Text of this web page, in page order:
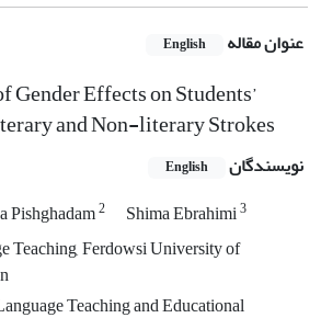
عنوان مقاله English
Effects on Students’
and Non-literary Strokes
نویسندگان English
Pishghadam2 Shima Ebrahimi3
Teaching, Ferdowsi University of
Teaching and Educational